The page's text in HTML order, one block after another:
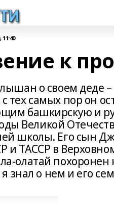
11:40
к
о своем деде
тех самых пор он
башкирскую и
Великой
школы. Его сын
и ТАССР в
олатай
знал о нем и его